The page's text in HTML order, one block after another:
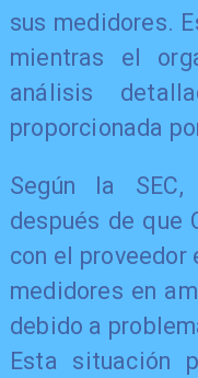
sus medidores.
mientras el
análisis
proporcionada
Según la
después de que
con el proveedor
medidores en
debido a
Esta situación